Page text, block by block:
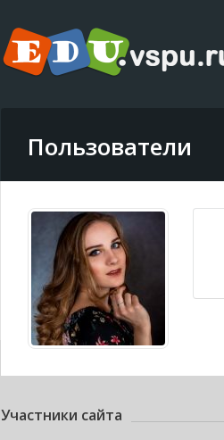
Пользователи
Участники сайта